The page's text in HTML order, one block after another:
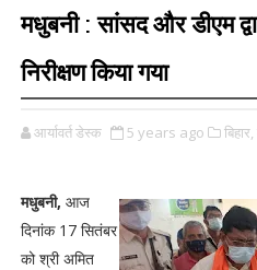
मधुबनी : सांसद और डीएम
निरीक्षण किया गया
आर्यावर्त डेस्क 5 years ago बिहार,
मधुबनी, आज
दिनांक 17 सितंबर
को श्री अमित